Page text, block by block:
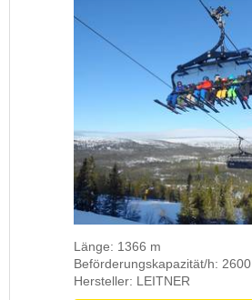
Länge: 1366 m
Beförderungskapazität/h: 2600
Hersteller: LEITNER